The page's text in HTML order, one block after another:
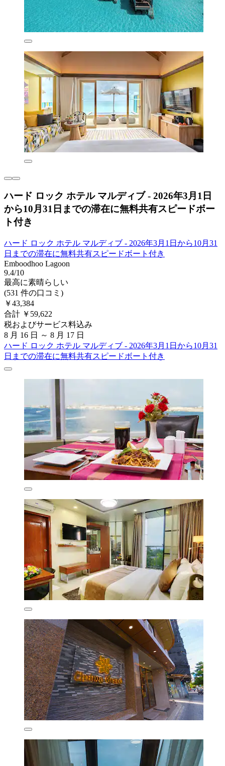
ハード ロック ホテル マルディブ - 2026年3月1日
から10月31日までの滞在に無料共有スピードボー
ト付き
ハード ロック ホテル マルディブ - 2026年3月1日から10月31
日までの滞在に無料共有スピードボート付き
Emboodhoo Lagoon
9.4/10
最高に素晴らしい
(531 件の口コミ)
￥43,384
合計 ￥59,622
税およびサービス料込み
8 月 16 日 ～ 8 月 17 日
ハード ロック ホテル マルディブ - 2026年3月1日から10月31
日までの滞在に無料共有スピードボート付き